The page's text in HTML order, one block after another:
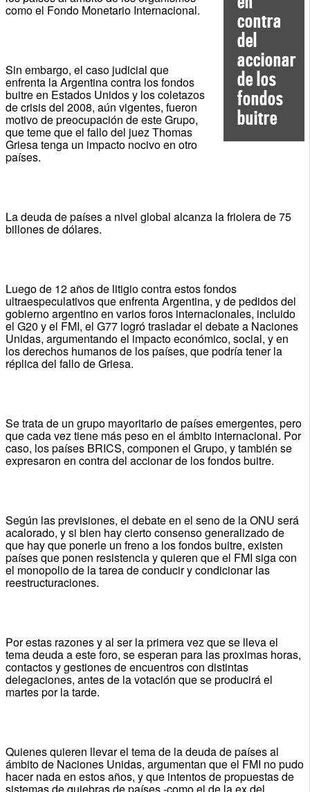
contra
del
accionar
de los
fondos
buitre
como el Fondo Monetario Internacional.
Sin embargo, el caso judicial que
enfrenta la Argentina contra los fondos
buitre en Estados Unidos y los coletazos
de crisis del 2008, aún vigentes, fueron
motivo de preocupación de este Grupo,
que teme que el fallo del juez Thomas
Griesa tenga un impacto nocivo en otro
países.
La deuda de países a nivel global alcanza la friolera de 75
billones de dólares.
Luego de 12 años de litigio contra estos fondos
ultraespeculativos que enfrenta Argentina, y de pedidos del
gobierno argentino en varios foros internacionales, incluido
el G20 y el FMI, el G77 logró trasladar el debate a Naciones
Unidas, argumentando el impacto económico, social, y en
los derechos humanos de los países, que podría tener la
réplica del fallo de Griesa.
Se trata de un grupo mayoritario de países emergentes, pero
que cada vez tiene más peso en el ámbito internacional. Por
caso, los países BRICS, componen el Grupo, y también se
expresaron en contra del accionar de los fondos buitre.
Según las previsiones, el debate en el seno de la ONU será
acalorado, y si bien hay cierto consenso generalizado de
que hay que ponerle un freno a los fondos buitre, existen
países que ponen resistencia y quieren que el FMI siga con
el monopolio de la tarea de conducir y condicionar las
reestructuraciones.
Por estas razones y al ser la primera vez que se lleva el
tema deuda a este foro, se esperan para las proximas horas,
contactos y gestiones de encuentros con distintas
delegaciones, antes de la votación que se producirá el
martes por la tarde.
Quienes quieren llevar el tema de la deuda de países al
ámbito de Naciones Unidas, argumentan que el FMI no pudo
hacer nada en estos años, y que intentos de propuestas de